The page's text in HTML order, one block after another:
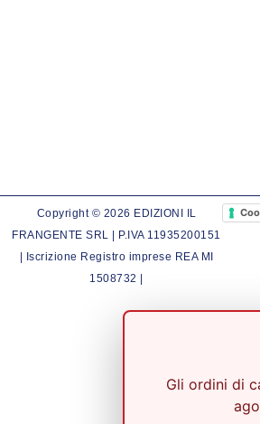
Copyright © 2026 EDIZIONI IL
FRANGENTE SRL | P.IVA 11935200151
| Iscrizione Registro imprese REA MI
1508732 |
Gli ordini di